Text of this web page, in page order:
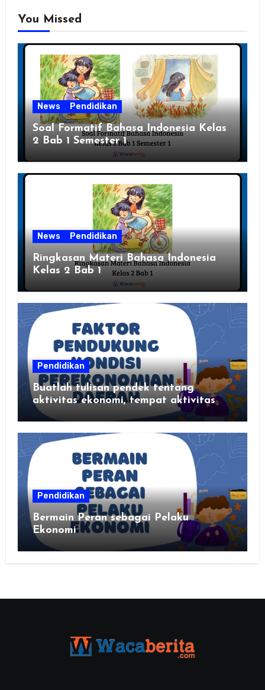
You Missed
News Pendidikan
Soal Formatif Bahasa Indonesia Kelas
2 Bab 1 Semester 1
News Pendidikan
Ringkasan Materi Bahasa Indonesia
Kelas 2 Bab 1
Pendidikan
Buatlah tulisan pendek tentang
aktivitas ekonomi, tempat aktivitas
ekonomi, dan hasil produksi daerah
kalian
Pendidikan
Bermain Peran sebagai Pelaku
Ekonomi